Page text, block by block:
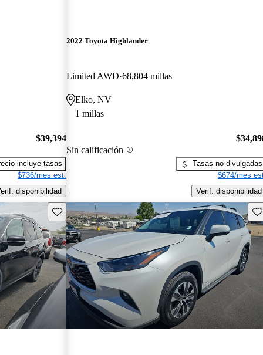
$39,394
incluye tasas
$736/mes est.
disponibilidad
2022 Toyota Highlander
Limited AWD 68,804 millas
Elko, NV
1 millas
Sin calificación
Tasas no divulgadas
$674/mes
Verif. disponibilidad
Guarda este Aviso